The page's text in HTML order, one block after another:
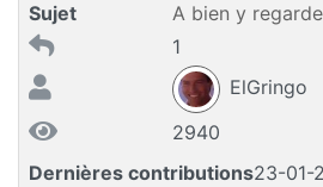
Sujet
A bien y
1
ElGringo
2940
Dernières contributions23-01-